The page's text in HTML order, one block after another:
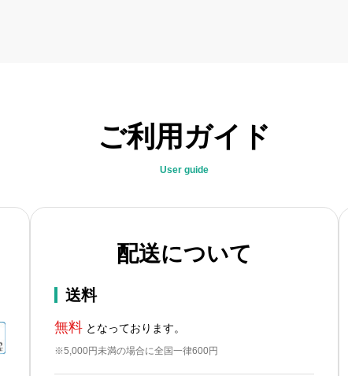
ご利用ガイド
User guide
配送について
送料
無料となっております。
※5,000円未満の場合に全国一律600円